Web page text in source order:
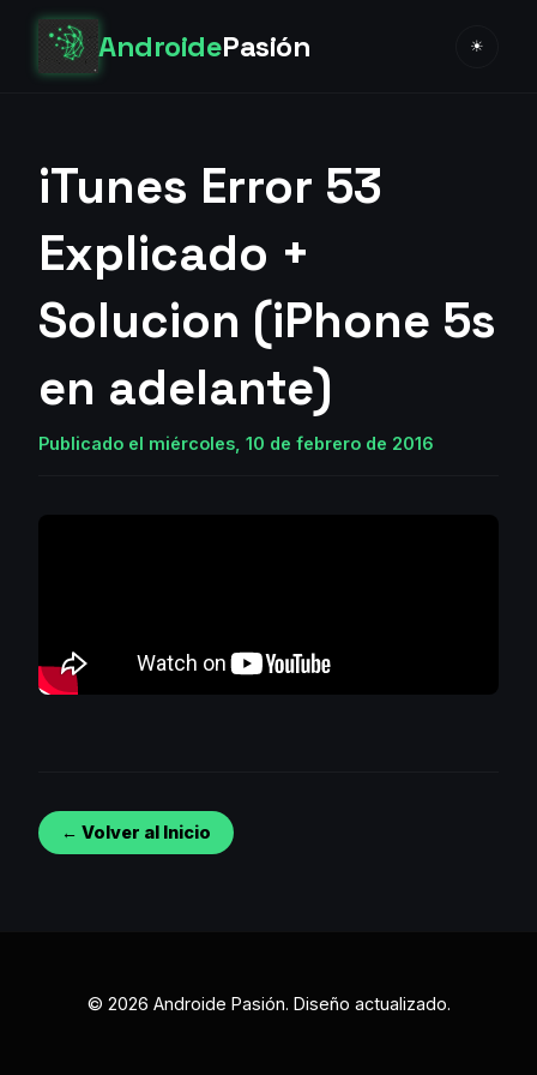
AndroidePasión ☀
iTunes Error 53
Explicado +
Solucion (iPhone 5s
en adelante)
Publicado el miércoles, 10 de febrero de 2016
← Volver al Inicio
© 2026 Androide Pasión. Diseño actualizado.